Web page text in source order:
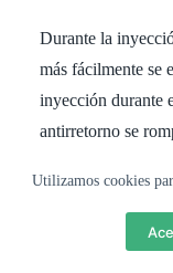
Utilizamos cookies
Durante la
más fácilmente se
inyección durante
antirretorno se
adecuado. Para
molde, debe